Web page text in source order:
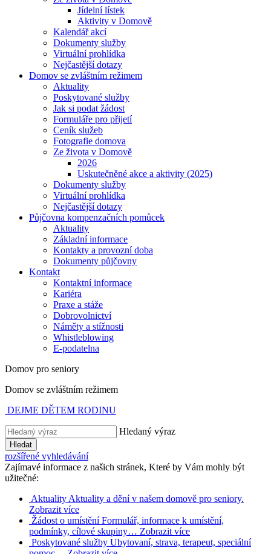
Jídelní lístek
Aktivity v Domově
Kalendář akcí
Dokumenty služby
Virtuální prohlídka
Nejčastější dotazy
Domov se zvláštním režimem
Aktuality
Poskytované služby
Jak si podat žádost
Formuláře pro přijetí
Ceník služeb
Fotografie domova
Ze života v Domově
2026
Uskutečněné akce a aktivity (2025)
Dokumenty služby
Virtuální prohlídka
Nejčastější dotazy
Půjčovna kompenzačních pomůcek
Aktuality
Základní informace
Kontakty a provozní doba
Dokumenty půjčovny
Kontakt
Kontaktní informace
Kariéra
Praxe a stáže
Dobrovolnictví
Náměty a stížnosti
Whistleblowing
E-podatelna
Domov pro seniory
Domov se zvláštním režimem
DEJME DĚTEM RODINU
Hledaný výraz
Hledat
rozšířené vyhledávání
Zajímavé informace z našich stránek, Které by Vám mohly být
užitečné:
Aktuality Aktuality a dění v našem domově pro seniory.
Zobrazit více
Žádost o umístění Formulář, informace k umístění,
podmínky, cílové skupiny… Zobrazit více
Poskytované služby Ubytovaní, strava, terapeut, speciální